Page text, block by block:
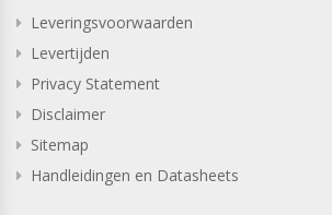
Leveringsvoorwaarden
Levertijden
Privacy Statement
Disclaimer
Sitemap
Handleidingen en Datasheets